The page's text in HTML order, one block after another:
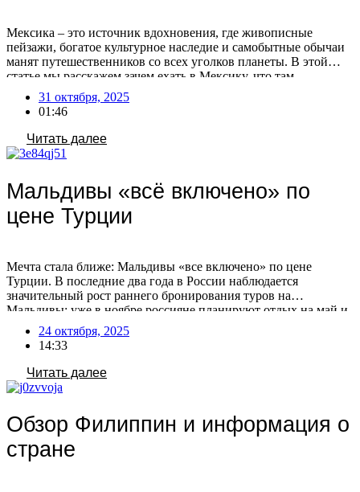
Мексика – это источник вдохновения, где живописные
пейзажи, богатое культурное наследие и самобытные обычаи
манят путешественников со всех уголков планеты. В этой
статье мы расскажем зачем ехать в Мексику, что там
посмотреть, нужна ли виза сейчас и как лететь в эту страну.
Зачем ехать в Мексику Мексика – популярное туристическое
направление, предлагающее отдых на пляжах […]
31 октября, 2025
01:46
Читать далее
Мальдивы «всё включено» по
цене Турции
Мечта стала ближе: Мальдивы «все включено» по цене
Турции. В последние два года в России наблюдается
значительный рост раннего бронирования туров на
Мальдивы: уже в ноябре россияне планируют отдых на май и
лето. На Мальдивах появляются отели, предлагающие сервис
в стиле турецких, по сопоставимым или даже более низким
ценам! Сезонные различия в составе отдыхающих Есть […]
24 октября, 2025
14:33
Читать далее
Обзор Филиппин и информация о
стране